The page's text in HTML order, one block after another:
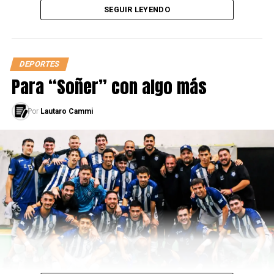
Ver esta publicación en Instagram
Una publicación compartida por Inés Arrondo (@inesarrondo)
-Sobre el crecimiento que tuvo el hockey en materia
de inclusión a partir de aquella camada de las
SEGUIR LEYENDO
DEPORTES
Para “Soñer” con algo más
Por Lautaro Cammi